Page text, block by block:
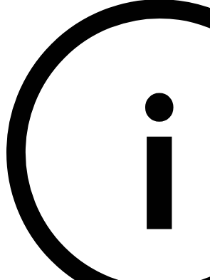
i